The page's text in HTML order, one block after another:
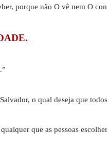
porque não O vê nem O
.”
o qual deseja que
que as pessoas